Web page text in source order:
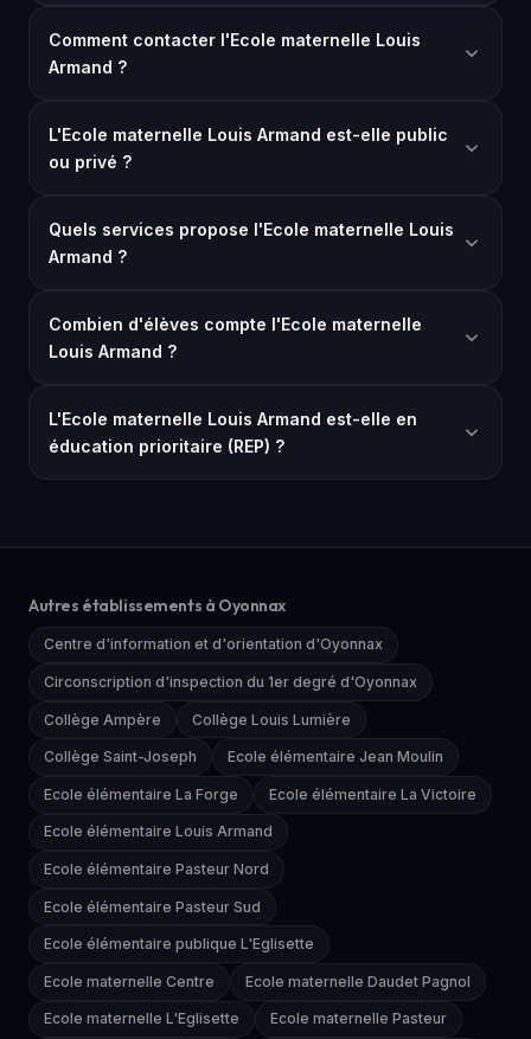
Comment contacter l'Ecole maternelle Louis
Armand ?
L'Ecole maternelle Louis Armand est-elle public
ou privé ?
Quels services propose l'Ecole maternelle Louis
Armand ?
Combien d'élèves compte l'Ecole maternelle
Louis Armand ?
L'Ecole maternelle Louis Armand est-elle en
éducation prioritaire (REP) ?
Autres établissements à Oyonnax
Centre d'information et d'orientation d'Oyonnax
Circonscription d'inspection du 1er degré d'Oyonnax
Collège Ampère Collège Louis Lumière
Collège Saint-Joseph Ecole élémentaire Jean Moulin
Ecole élémentaire La Forge Ecole élémentaire La Victoire
Ecole élémentaire Louis Armand
Ecole élémentaire Pasteur Nord
Ecole élémentaire Pasteur Sud
Ecole élémentaire publique L'Eglisette
Ecole maternelle Centre Ecole maternelle Daudet Pagnol
Ecole maternelle L'Eglisette Ecole maternelle Pasteur